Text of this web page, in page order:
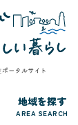
地域を探す
AREA SEARCH